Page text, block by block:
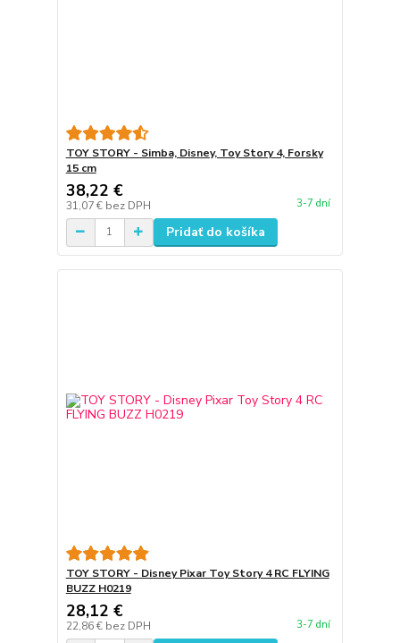
TOY STORY - Simba, Disney, Toy Story 4, Forsky
15 cm
38,22 €
31,07 € bez DPH 3-7 dní
Pridať do košíka
TOY STORY - Disney Pixar Toy Story 4 RC FLYING
BUZZ H0219
28,12 €
22,86 € bez DPH 3-7 dní